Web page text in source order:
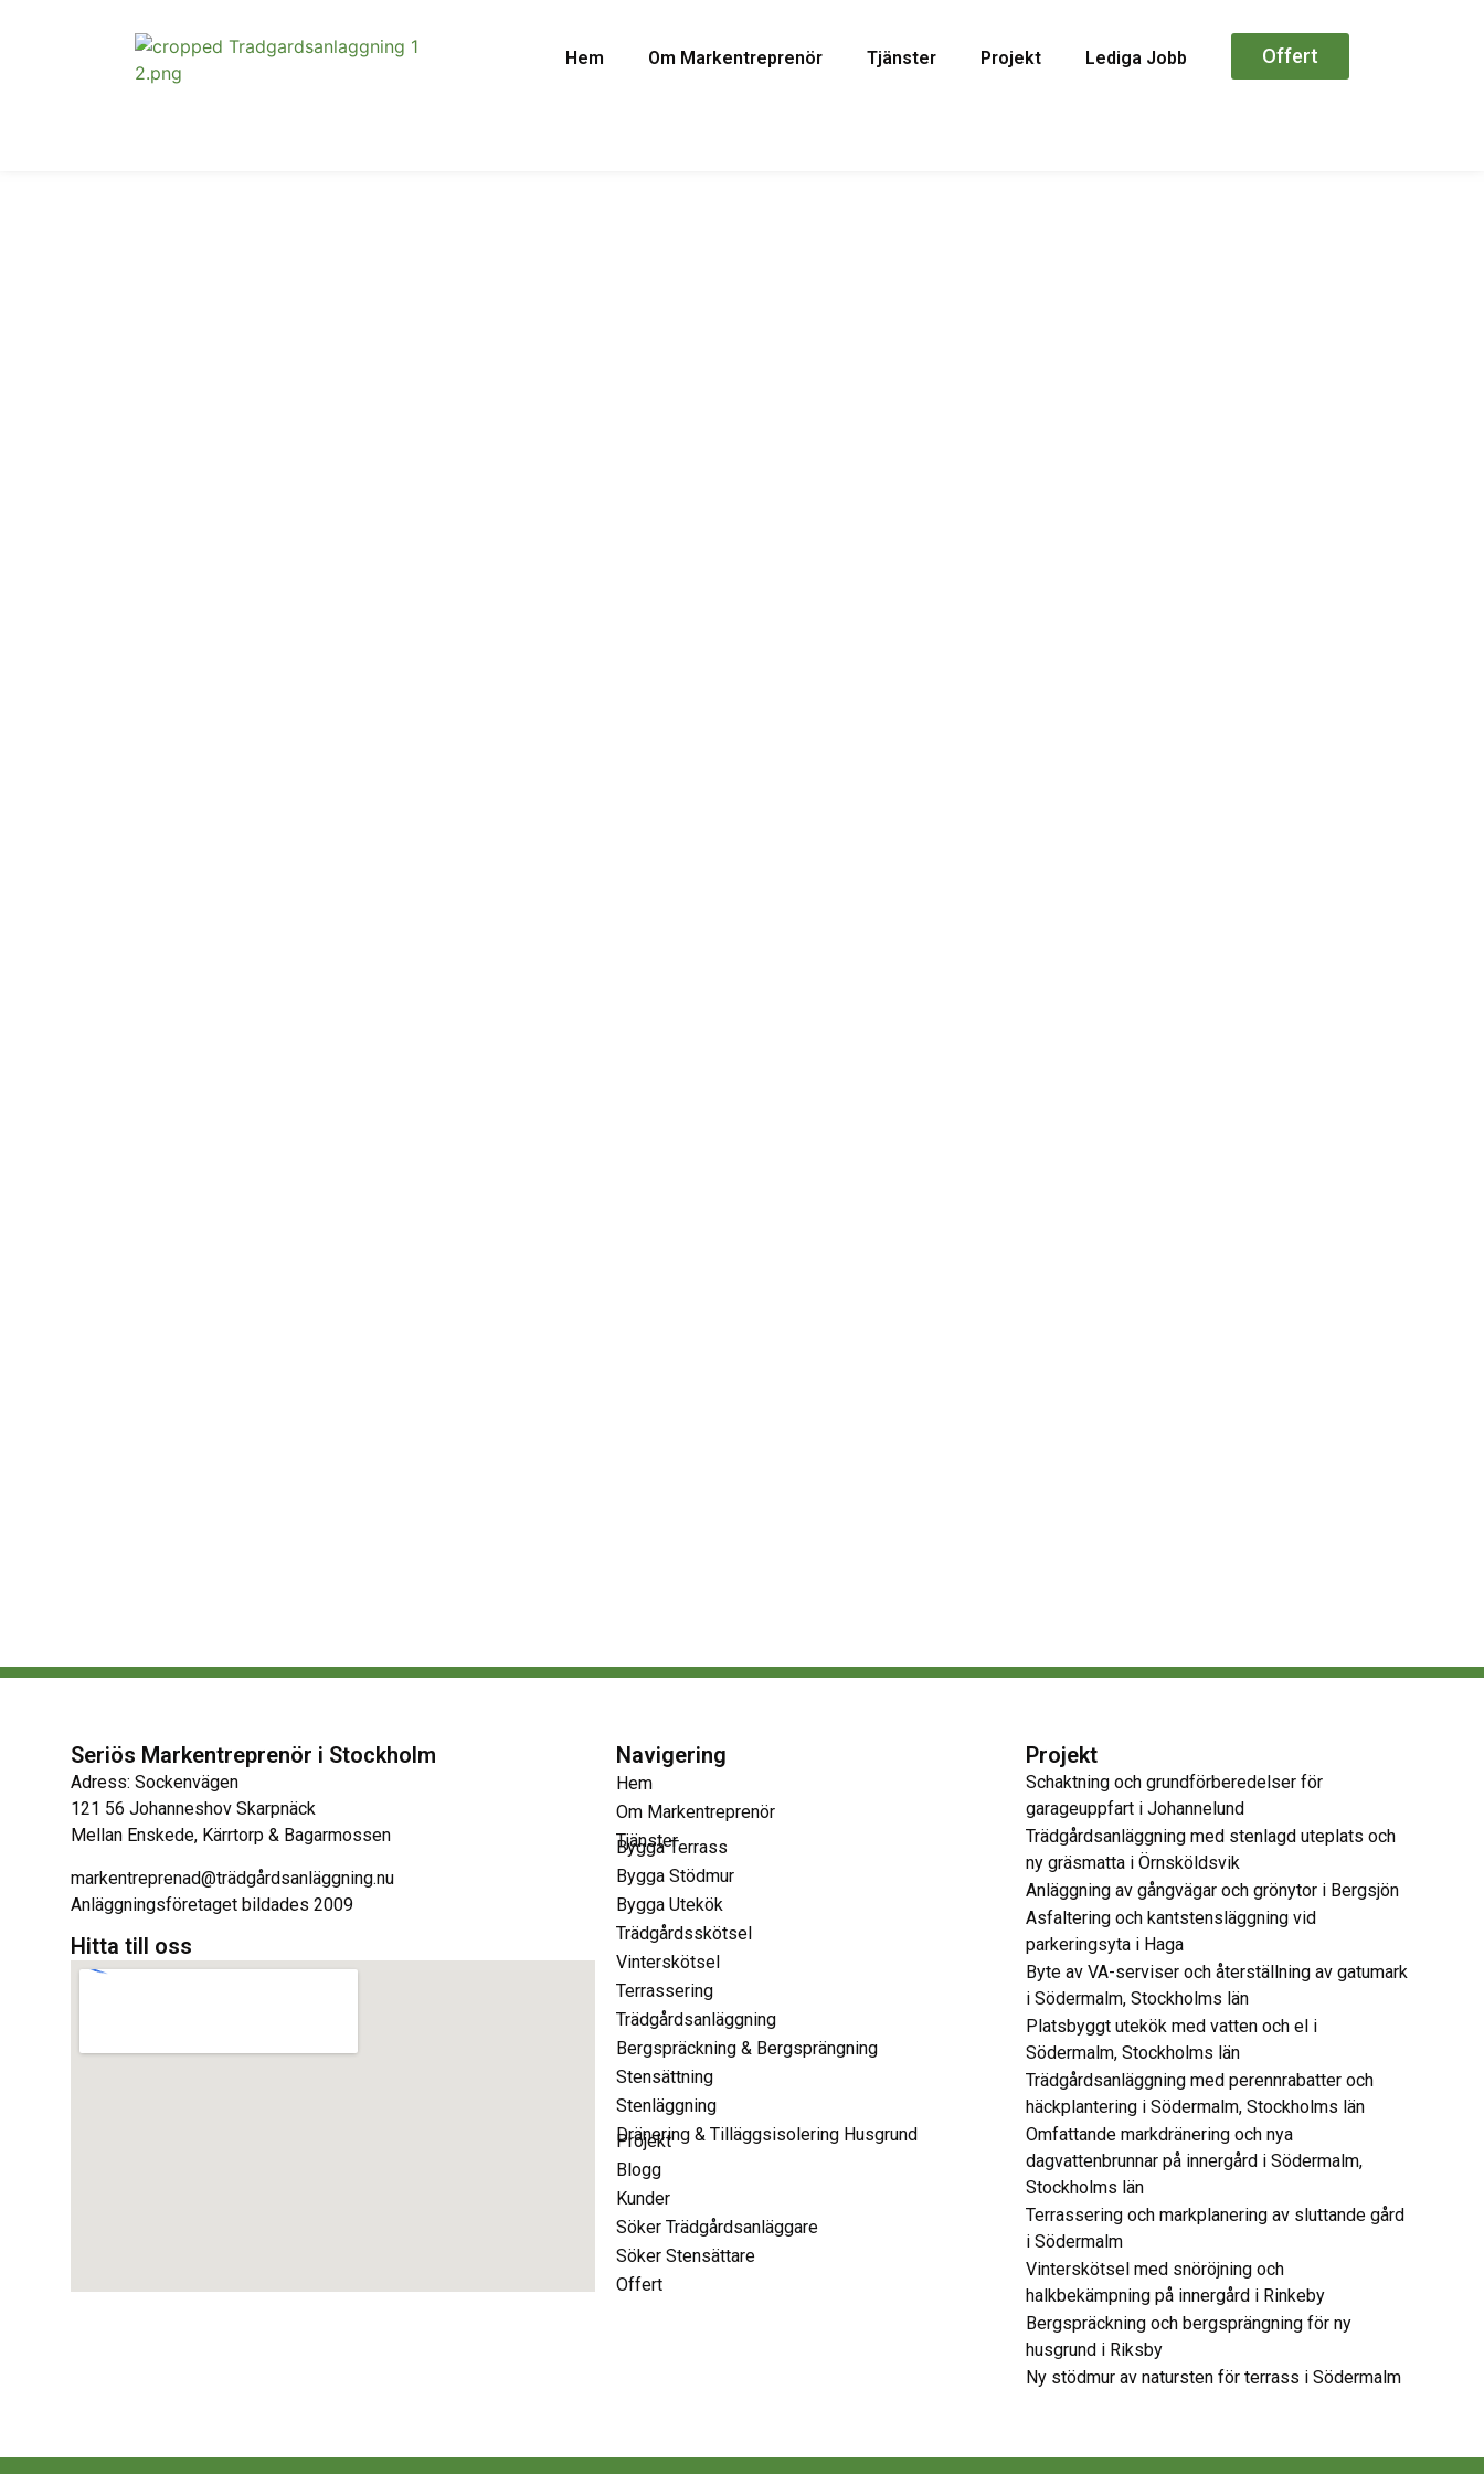
Hem Om Markentreprenör Tjänster Projekt Lediga Jobb Offert
Seriös Markentreprenör i Stockholm
Adress: Sockenvägen
121 56 Johanneshov Skarpnäck
Mellan Enskede, Kärrtorp & Bagarmossen
markentreprenad@trädgårdsanläggning.nu
Anläggningsföretaget bildades 2009
Hitta till oss
Navigering
Hem
Om Markentreprenör
Tjänster
Bygga Terrass
Bygga Stödmur
Bygga Utekök
Trädgårdsskötsel
Vinterskötsel
Terrassering
Trädgårdsanläggning
Bergspräckning & Bergsprängning
Stensättning
Stenläggning
Dränering & Tilläggsisolering Husgrund
Projekt
Blogg
Kunder
Söker Trädgårdsanläggare
Söker Stensättare
Offert
Projekt
Schaktning och grundförberedelser för
garageuppfart i Johannelund
Trädgårdsanläggning med stenlagd uteplats och
ny gräsmatta i Örnsköldsvik
Anläggning av gångvägar och grönytor i Bergsjön
Asfaltering och kantstensläggning vid
parkeringsyta i Haga
Byte av VA-serviser och återställning av gatumark
i Södermalm, Stockholms län
Platsbyggt utekök med vatten och el i
Södermalm, Stockholms län
Trädgårdsanläggning med perennrabatter och
häckplantering i Södermalm, Stockholms län
Omfattande markdränering och nya
dagvattenbrunnar på innergård i Södermalm,
Stockholms län
Terrassering och markplanering av sluttande gård
i Södermalm
Vinterskötsel med snöröjning och
halkbekämpning på innergård i Rinkeby
Bergspräckning och bergsprängning för ny
husgrund i Riksby
Ny stödmur av natursten för terrass i Södermalm